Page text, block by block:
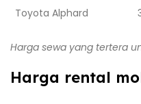
Toyota Alphard
Harga sewa yang tertera
Harga rental